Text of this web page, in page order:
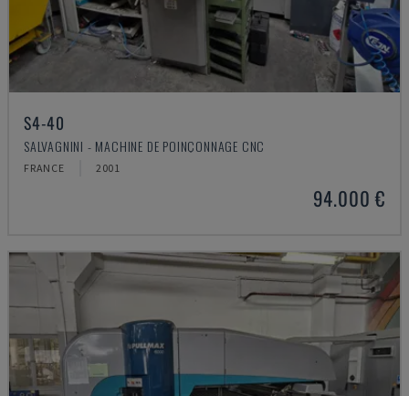
S4-40
SALVAGNINI - MACHINE DE POINÇONNAGE CNC
FRANCE 2001
94.000 €